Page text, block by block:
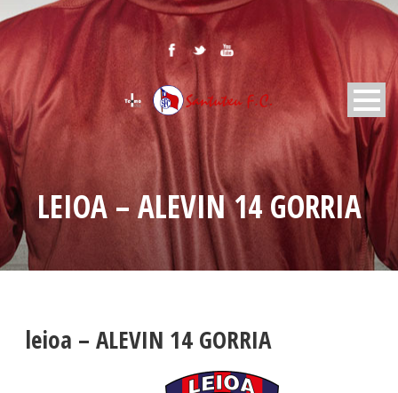
LEIOA – ALEVIN 14 GORRIA
leioa – ALEVIN 14 GORRIA